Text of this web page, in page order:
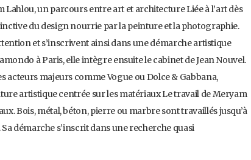
Lahlou, un parcours entre art et architecture Liée à l’art dès
du design nourrie par la peinture et la photographie.
et s’inscrivent ainsi dans une démarche artistique
à Paris, elle intègre ensuite le cabinet de Jean Nouvel.
acteurs majeurs comme Vogue ou Dolce & Gabbana,
artistique centrée sur les matériaux Le travail de Meryam
Bois, métal, béton, pierre ou marbre sont travaillés jusqu’à
démarche s’inscrit dans une recherche quasi